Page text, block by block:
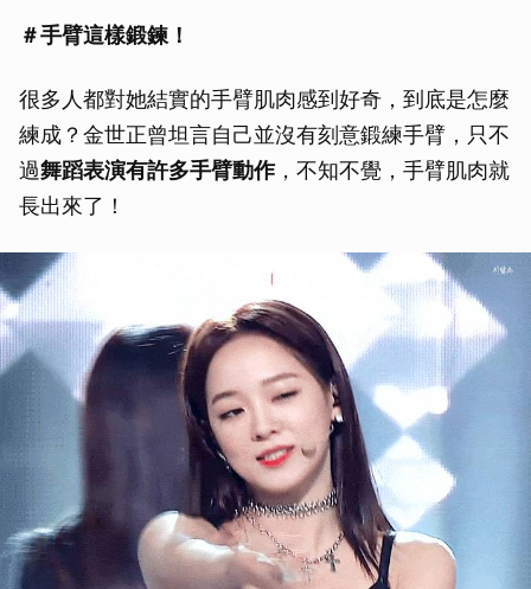
＃手臂這樣鍛鍊！
很多人都對她結實的手臂肌肉感到好奇，到底是怎麼
練成？金世正曾坦言自己並沒有刻意鍛練手臂，只不
過舞蹈表演有許多手臂動作，不知不覺，手臂肌肉就
長出來了！